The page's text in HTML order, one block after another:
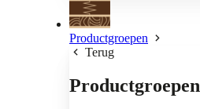
Productgroepen
Terug
Productgroepen